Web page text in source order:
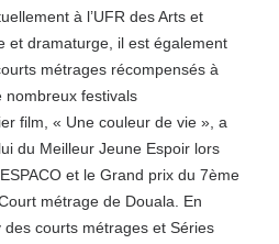
à l’UFR des Arts et
et dramaturge, il est également
métrages récompensés à
nombreux festivals
film, « Une couleur de vie », a
du Meilleur Jeune Espoir lors
et le Grand prix du 7ème
métrage de Douala. En
courts métrages et Séries